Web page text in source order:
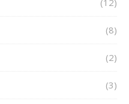
(8)
(2)
(3)